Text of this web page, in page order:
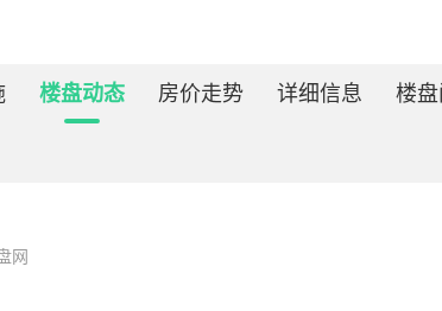
楼盘动态 房价走势 详细信息 楼
网